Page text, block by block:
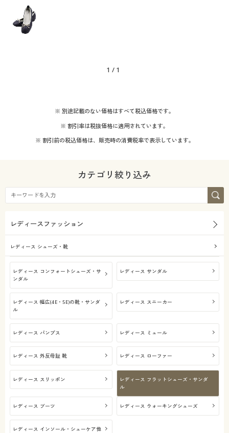
大きいサイズ レディース下着
シークレットセール
商品カテゴリ一覧
カタログ・チラシからのご注文
カタログ無料プレゼント
お気に入り
サポート
ご利用ガイド
よくある質問とお問い合わせ
カラー
レギュラー
シーズン
～ 円 絞込
1 / 1
※ 別途記載のない価格はすべて税込価格です。
※ 割引率は税抜価格に適用されています。
※ 割引前の税込価格は、販売時の消費税率で表示しています。
カテゴリ絞り込み
レディースファッション
レディース シューズ・靴
レディース コンフォートシューズ・サ
ンダル
レディース サンダル
レディース 幅広(4E・5E)の靴・サンダ
ル
レディース スニーカー
レディース パンプス レディース ミュール
レディース 外反母趾 靴 レディース ローファー
レディース スリッポン
レディース フラットシューズ・サンダ
ル
レディース ブーツ レディース ウォーキングシューズ
レディース インソール・シューケア他